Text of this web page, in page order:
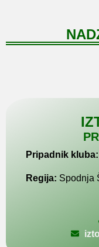
Pripadnik kluba:
Regija: Spodnja